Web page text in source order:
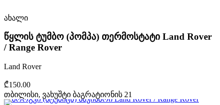
ახალი
წყლის ტუმბო (პომპა) თერმოსტატი Land Rover
/ Range Rover
Land Rover
₾150.00
თბილისი, ვახუშტი ბაგრატიონის 21